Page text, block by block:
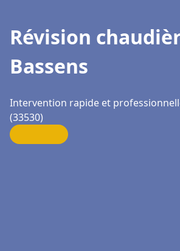
Révision
Bassens
Intervention rapide et
(33530)